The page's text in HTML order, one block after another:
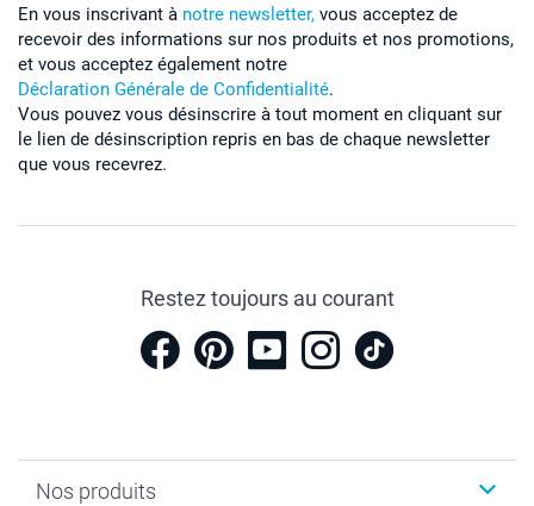
En vous inscrivant à notre newsletter, vous acceptez de
recevoir des informations sur nos produits et nos promotions,
et vous acceptez également notre
Déclaration Générale de Confidentialité.
Vous pouvez vous désinscrire à tout moment en cliquant sur
le lien de désinscription repris en bas de chaque newsletter
que vous recevrez.
Restez toujours au courant
Nos produits